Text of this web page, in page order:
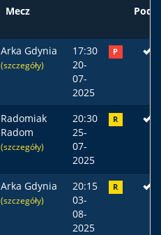
Mecz Podst
Arka Gdynia
(szczegóły)
17:30
20-
07-
2025
P
Radomiak
Radom
(szczegóły)
20:30
25-
07-
2025
R
Arka Gdynia
(szczegóły)
20:15
03-
08-
2025
R